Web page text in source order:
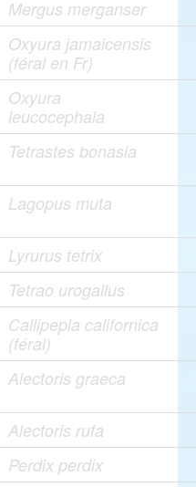
Mergus merganser
Oxyura jamaicensis
(féral en Fr)
Oxyura
leucocephala
Tetrastes bonasia
Lagopus muta
Lyrurus tetrix
Tetrao urogallus
Callipepla californica
(féral)
Alectoris graeca
Alectoris rufa
Perdix perdix